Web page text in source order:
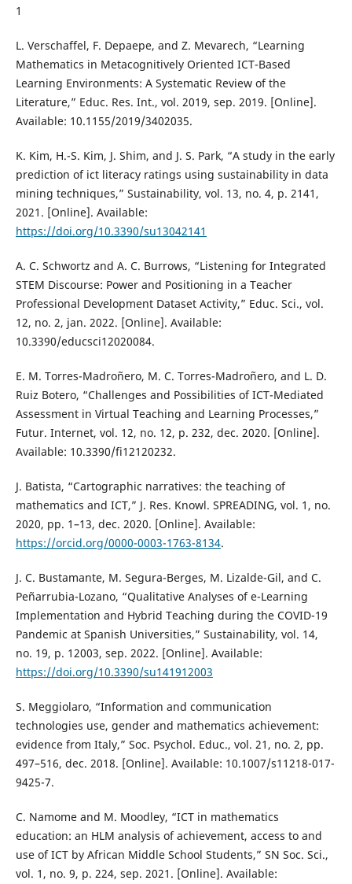
1
L. Verschaffel, F. Depaepe, and Z. Mevarech, “Learning
Mathematics in Metacognitively Oriented ICT-Based
Learning Environments: A Systematic Review of the
Literature,” Educ. Res. Int., vol. 2019, sep. 2019. [Online].
Available: 10.1155/2019/3402035.
K. Kim, H.-S. Kim, J. Shim, and J. S. Park, “A study in the early
prediction of ict literacy ratings using sustainability in data
mining techniques,” Sustainability, vol. 13, no. 4, p. 2141,
2021. [Online]. Available:
https://doi.org/10.3390/su13042141
A. C. Schwortz and A. C. Burrows, “Listening for Integrated
STEM Discourse: Power and Positioning in a Teacher
Professional Development Dataset Activity,” Educ. Sci., vol.
12, no. 2, jan. 2022. [Online]. Available:
10.3390/educsci12020084.
E. M. Torres-Madroñero, M. C. Torres-Madroñero, and L. D.
Ruiz Botero, “Challenges and Possibilities of ICT-Mediated
Assessment in Virtual Teaching and Learning Processes,”
Futur. Internet, vol. 12, no. 12, p. 232, dec. 2020. [Online].
Available: 10.3390/fi12120232.
J. Batista, “Cartographic narratives: the teaching of
mathematics and ICT,” J. Res. Knowl. SPREADING, vol. 1, no.
2020, pp. 1–13, dec. 2020. [Online]. Available:
https://orcid.org/0000-0003-1763-8134.
J. C. Bustamante, M. Segura-Berges, M. Lizalde-Gil, and C.
Peñarrubia-Lozano, “Qualitative Analyses of e-Learning
Implementation and Hybrid Teaching during the COVID-19
Pandemic at Spanish Universities,” Sustainability, vol. 14,
no. 19, p. 12003, sep. 2022. [Online]. Available:
https://doi.org/10.3390/su141912003
S. Meggiolaro, “Information and communication
technologies use, gender and mathematics achievement:
evidence from Italy,” Soc. Psychol. Educ., vol. 21, no. 2, pp.
497–516, dec. 2018. [Online]. Available: 10.1007/s11218-017-
9425-7.
C. Namome and M. Moodley, “ICT in mathematics
education: an HLM analysis of achievement, access to and
use of ICT by African Middle School Students,” SN Soc. Sci.,
vol. 1, no. 9, p. 224, sep. 2021. [Online]. Available: